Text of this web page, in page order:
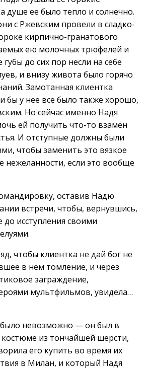
душе ее было тепло и солнечно.
с Ржевским провели в сладко-
кирпично-гранатового
ею молочных трюфелей и
до сих пор несли на себе
и внизу живота было горячо
Замотанная клиентка
бы у нее все было также хорошо,
Но сейчас именно Надя
ей получить что-то взамен
И отступные должны были
чтобы заменить это вязкое
нежеланности, если это вообще
оставив Надю
встречи, чтобы, вернувшись,
до исступления своими
чтобы клиентка не дай бог не
в нем томление, и через
заграждение,
мультфильмов, увидела…
невозможно — он был в
костюме из тончайшей шерсти,
его купить во время их
в Милан, и который Надя